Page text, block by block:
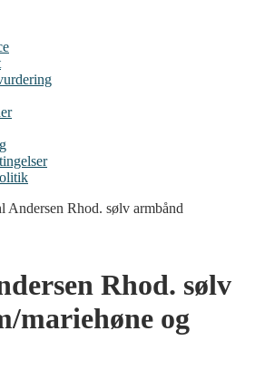
Andersen Rhod. sølv armbånd
Rhod. sølv
mariehøne og